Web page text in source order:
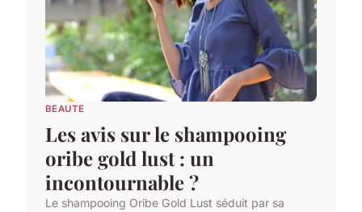
BEAUTE
Les avis sur le shampooing
oribe gold lust : un
incontournable ?
Le shampooing Oribe Gold Lust séduit par sa